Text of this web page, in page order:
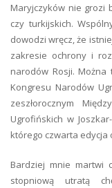
Maryjczyków nie grozi
czy turkijskich.
dowodzi wręcz, że
zakresie ochrony i
narodów Rosji.
Kongresu Narodów
zeszłorocznym
Ugrofińskich w
którego czwarta edycja
Bardziej mnie martwi
stopniową utratą